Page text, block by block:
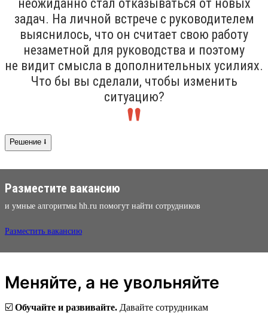
неожиданно стал отказываться от новых
задач. На личной встрече с руководителем
выяснилось, что он считает свою работу
незаметной для руководства и поэтому
не видит смысла в дополнительных усилиях.
Что бы вы сделали, чтобы изменить
ситуацию?
Решение ⭣
Разместите вакансию
и умные алгоритмы hh.ru помогут найти сотрудников
Разместить вакансию
Меняйте, а не увольняйте
☑️ Обучайте и развивайте. Давайте сотрудникам